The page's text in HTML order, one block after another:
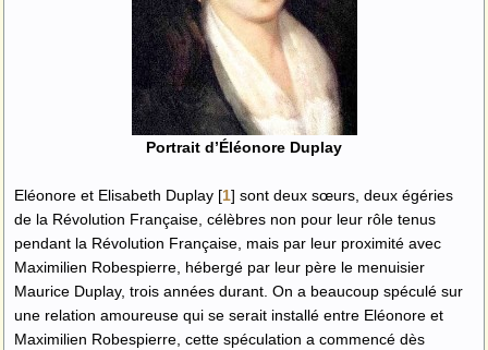
Portrait d’Éléonore Duplay
Eléonore et Elisabeth Duplay[1] sont deux sœurs, deux égéries
de la Révolution Française, célèbres non pour leur rôle tenus
pendant la Révolution Française, mais par leur proximité avec
Maximilien Robespierre, hébergé par leur père le menuisier
Maurice Duplay, trois années durant. On a beaucoup spéculé sur
une relation amoureuse qui se serait installé entre Eléonore et
Maximilien Robespierre, cette spéculation a commencé dès